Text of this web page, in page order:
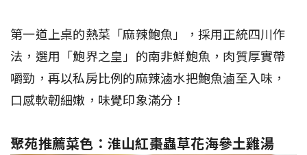
第一道上桌的熱菜「麻辣鮑魚」，採用正統四川作
法，選用「鮑界之皇」的南非鮮鮑魚，肉質厚實帶
嚼勁，再以私房比例的麻辣滷水把鮑魚滷至入味，
口感軟韌細嫩，味覺印象滿分！
聚苑推薦菜色：淮山紅棗蟲草花海參土雞湯